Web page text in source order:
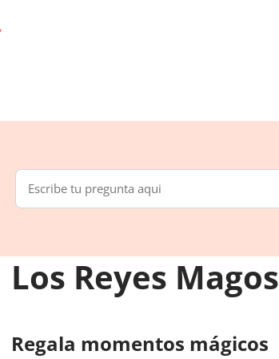
Los Reyes Magos
Regala momentos mágicos